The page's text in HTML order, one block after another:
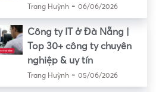
Trang Huỳnh- 06/06/2026
Công ty IT ở Đà Nẵng |
Top 30+ công ty chuyên
nghiệp & uy tín
Trang Huỳnh- 05/06/2026